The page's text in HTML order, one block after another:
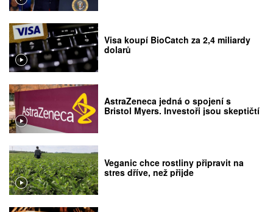
Visa koupí BioCatch za 2,4 miliardy
dolarů
AstraZeneca jedná o spojení s
Bristol Myers. Investoři jsou skeptičtí
Veganic chce rostliny připravit na
stres dříve, než přijde